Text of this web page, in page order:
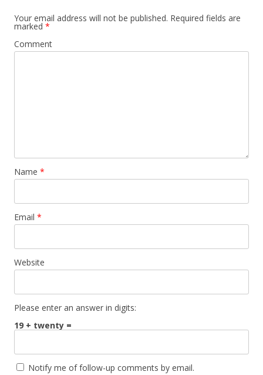
Your email address will not be published. Required fields are
marked *
Comment
Name *
Email *
Website
Please enter an answer in digits:
19 + twenty =
Notify me of follow-up comments by email.